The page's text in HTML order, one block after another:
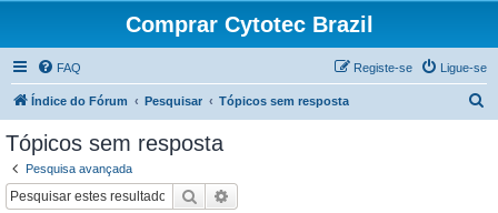
Comprar Cytotec Brazil
FAQ Ligue-se
Registe-se
Índice do Fórum Pesquisar Tópicos sem resposta
Tópicos sem resposta
Pesquisa avançada
Pesquisar